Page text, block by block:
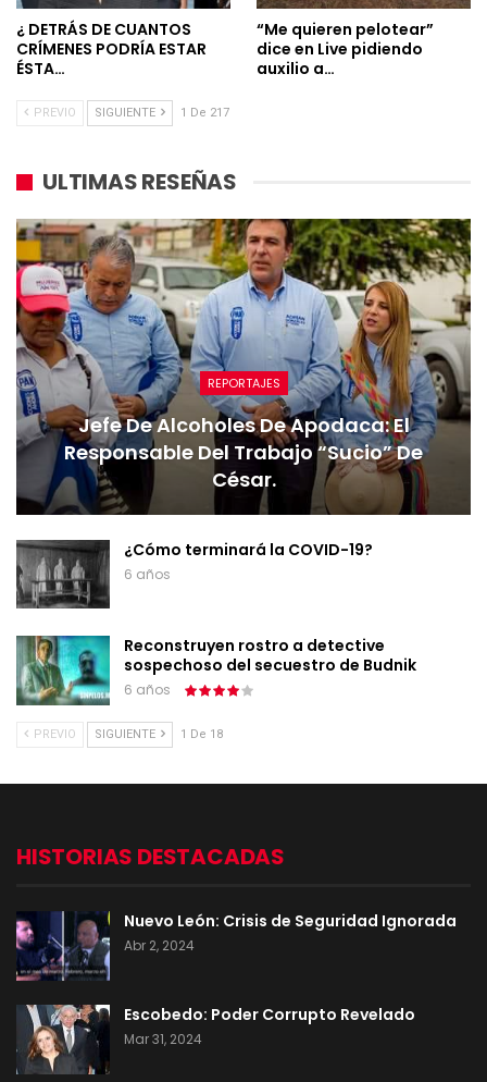
¿ DETRÁS DE CUANTOS
CRÍMENES PODRÍA ESTAR
ÉSTA…
“Me quieren pelotear”
dice en Live pidiendo
auxilio a…
PREVIO SIGUIENTE 1 De 217
ULTIMAS RESEÑAS
REPORTAJES
Jefe De Alcoholes De Apodaca: El
Responsable Del Trabajo “sucio” De
César.
¿Cómo terminará la COVID-19?
6 años
Reconstruyen rostro a detective
sospechoso del secuestro de Budnik
6 años
PREVIO SIGUIENTE 1 De 18
HISTORIAS DESTACADAS
Nuevo León: Crisis de Seguridad Ignorada
Abr 2, 2024
Escobedo: Poder Corrupto Revelado
Mar 31, 2024